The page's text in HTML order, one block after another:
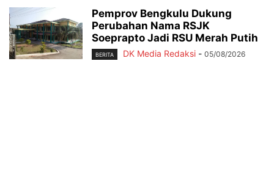
Pemprov Bengkulu Dukung
Perubahan Nama RSJK
Soeprapto Jadi RSU Merah Putih
BERITA DK Media Redaksi - 05/08/2026